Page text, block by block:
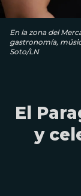
En la zona del
gastronomía,
Soto/LN
El
y